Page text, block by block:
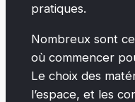
pratiques.
Nombreux sont
où commencer
Le choix des
l’espace, et les